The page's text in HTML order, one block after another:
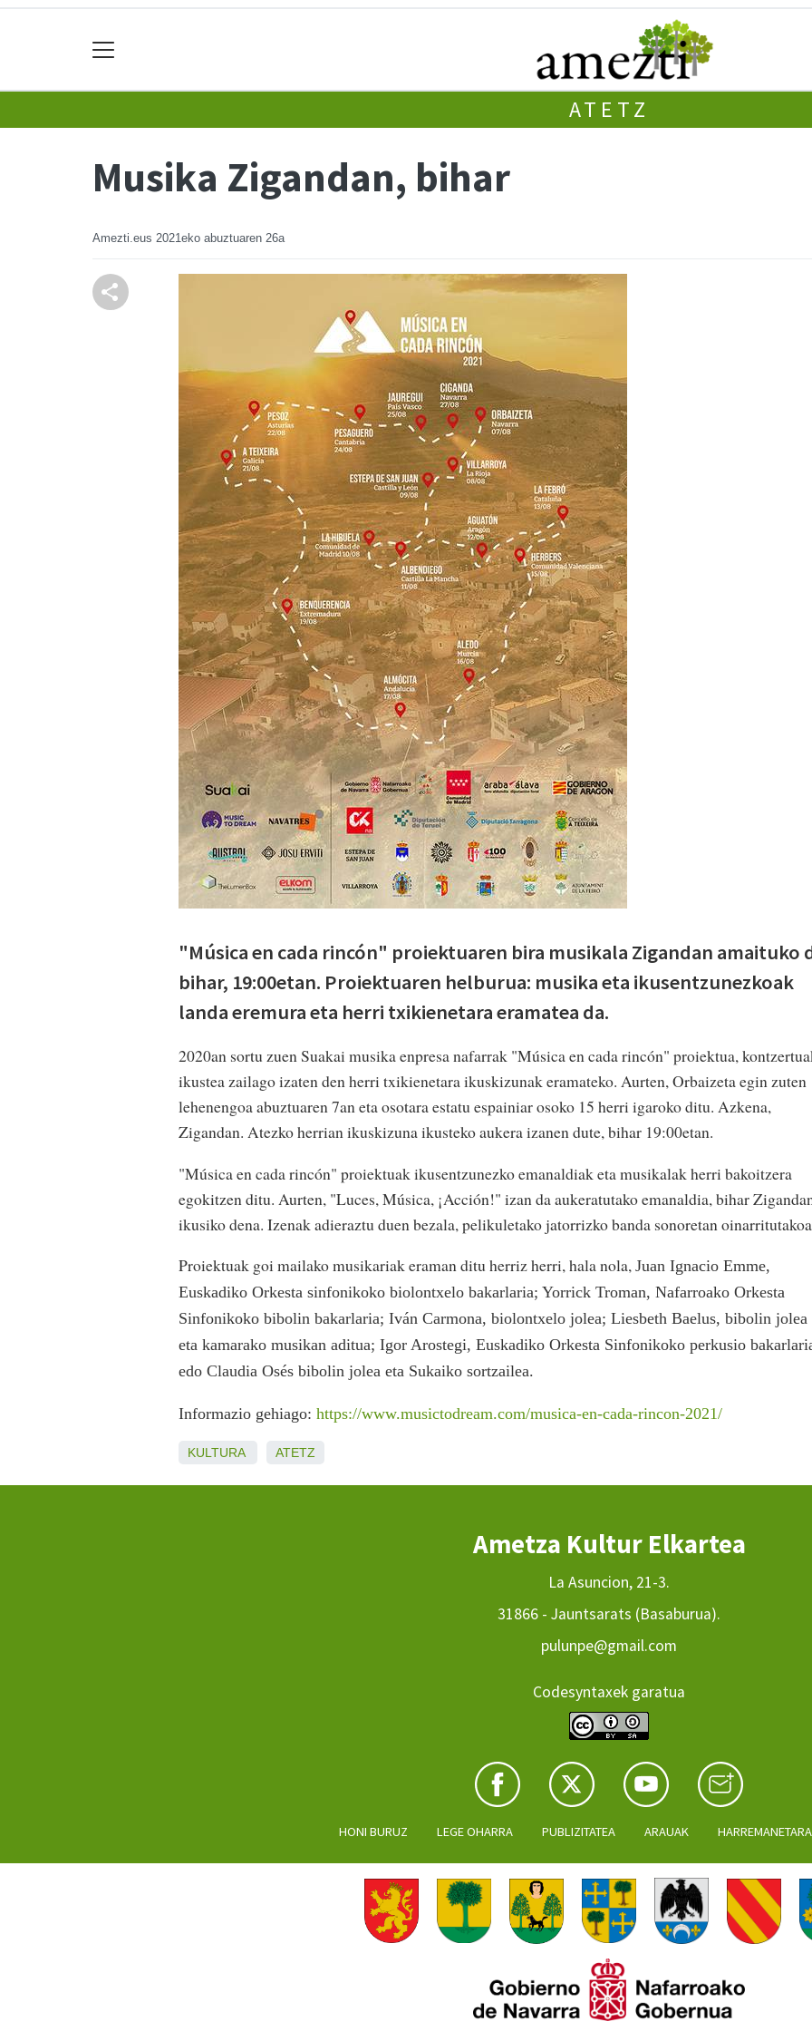
ATETZ
Musika Zigandan, bihar
Amezti.eus 2021eko abuztuaren 26a
"Música en cada rincón" proiektuaren bira musikala Zigandan amaituko
bihar, 19:00etan. Proiektuaren helburua: musika eta ikusentzunezkoak
landa eremura eta herri txikienetara eramatea da.
2020an sortu zuen Suakai musika enpresa nafarrak "Música en cada rincón" proiektua,
ikustea zailago izaten den herri txikienetara ikuskizunak eramateko. Aurten, Orbaizeta egin zuten
lehenengoa abuztuaren 7an eta osotara estatu espainiar osoko 15 herri igaroko ditu. Azkena,
Zigandan. Atezko herrian ikuskizuna ikusteko aukera izanen dute, bihar 19:00etan.
"Música en cada rincón" proiektuak ikusentzunezko emanaldiak eta musikalak herri bakoitzera
egokitzen ditu. Aurten, "Luces, Música, ¡Acción!" izan da aukeratutako emanaldia, bihar
ikusiko dena. Izenak adieraztu duen bezala, pelikuletako jatorrizko banda sonoretan
Proiektuak goi mailako musikariak eraman ditu herriz herri, hala nola, Juan Ignacio Emme,
Euskadiko Orkesta sinfonikoko biolontxelo bakarlaria; Yorrick Troman, Nafarroako Orkesta
Sinfonikoko bibolin bakarlaria; Iván Carmona, biolontxelo jolea; Liesbeth Baelus, bibolin jolea
eta kamarako musikan aditua; Igor Arostegi, Euskadiko Orkesta Sinfonikoko perkusio
edo Claudia Osés bibolin jolea eta Sukaiko sortzailea.
Informazio gehiago: https://www.musictodream.com/musica-en-cada-rincon-2021/
KULTURA ATETZ
Ametza Kultur Elkartea
La Asuncion, 21-3.
31866 - Jauntsarats (Basaburua).
pulunpe@gmail.com
Codesyntaxek garatua
HONI BURUZ LEGE OHARRA PUBLIZITATEA ARAUAK